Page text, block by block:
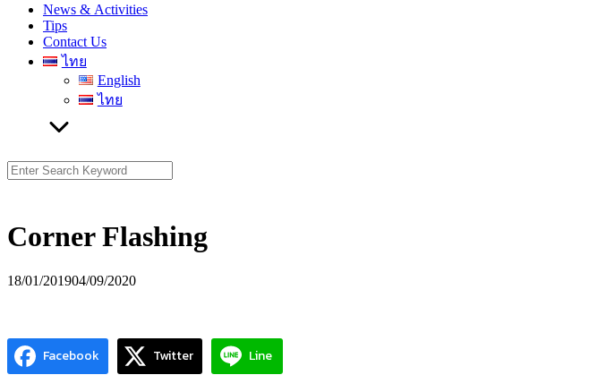
News & Activities
Tips
Contact Us
ไทย
English
ไทย
Search
for:
Corner Flashing
18/01/201904/09/2020
Facebook Twitter Line